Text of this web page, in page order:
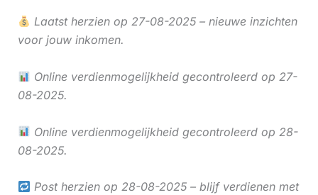
Laatst herzien op 27-08-2025 – nieuwe inzichten
voor jouw inkomen.
Online verdienmogelijkheid gecontroleerd op 27-
08-2025.
Online verdienmogelijkheid gecontroleerd op 28-
08-2025.
Post herzien op 28-08-2025 – blijf verdienen met